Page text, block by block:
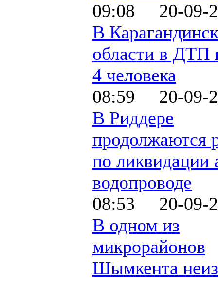
09:08 20-09-
В
области в ДТП
4 человека
08:59 20-09-
В Риддере
продолжаются
по ликвидации
водопроводе
08:53 20-09-
В одном из
микрорайонов
Шымкента